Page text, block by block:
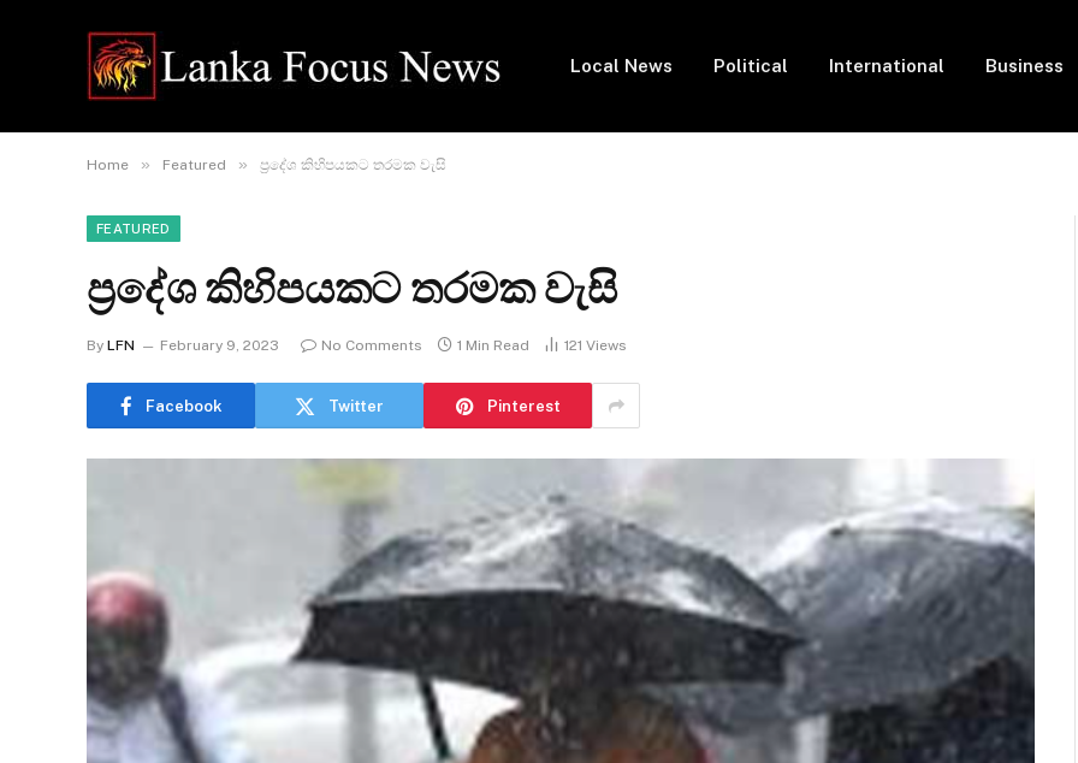
Local News Political International Business
Home » Featured » ප්‍රදේශ කිහිපයකට තරමක වැසි
FEATURED
ප්‍රදේශ කිහිපයකට තරමක වැසි
By LFN February 9, 2023 No Comments 1 Min Read 121 Views
Facebook Twitter Pinterest